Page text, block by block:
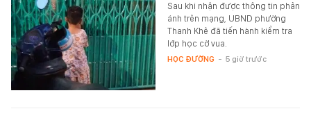
Sau khi nhận được thông tin phản
ánh trên mạng, UBND phường
Thanh Khê đã tiến hành kiểm tra
lớp học cờ vua.
HỌC ĐƯỜNG - 5 giờ trước